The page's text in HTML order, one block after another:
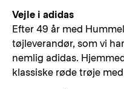
Vejle i adidas
Efter 49 år med
tøjleverandør, som vi
nemlig adidas.
klassiske røde trøje